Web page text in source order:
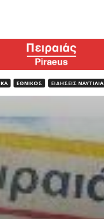
ΕΘΝΙΚΟΣ ΕΙΔΗΣΕΙΣ ΝΑΥΤΙΛΙΑ